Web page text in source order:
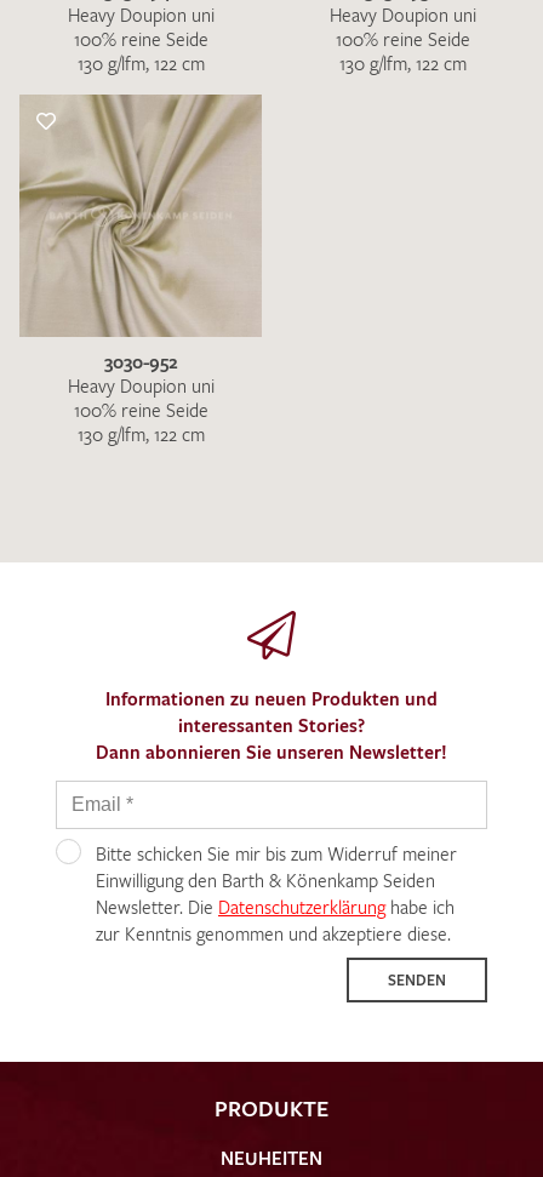
Heavy Doupion uni
100% reine Seide
130 g/lfm, 122 cm
Heavy Doupion uni
100% reine Seide
130 g/lfm, 122 cm
3030-952
Heavy Doupion uni
100% reine Seide
130 g/lfm, 122 cm
Informationen zu neuen Produkten und
interessanten Stories?
Dann abonnieren Sie unseren Newsletter!
Bitte schicken Sie mir bis zum Widerruf meiner
Einwilligung den Barth & Könenkamp Seiden
Newsletter. Die Datenschutzerklärunghabe ich
zur Kenntnis genommen und akzeptiere diese.
SENDEN
PRODUKTE
NEUHEITEN